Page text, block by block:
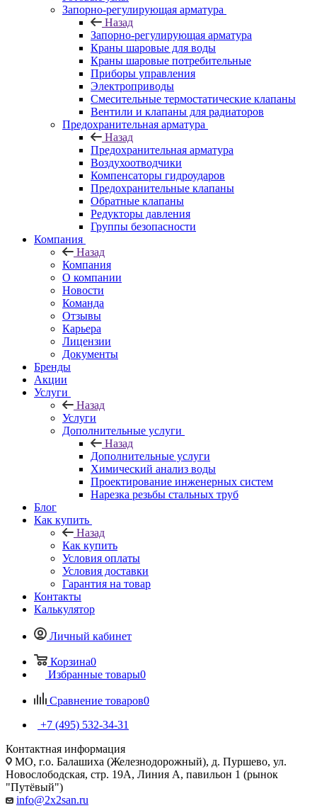
Запорно-регулирующая арматура
Назад
Запорно-регулирующая арматура
Краны шаровые для воды
Краны шаровые потребительные
Приборы управления
Электроприводы
Смесительные термостатические клапаны
Вентили и клапаны для радиаторов
Предохранительная арматура
Назад
Предохранительная арматура
Воздухоотводчики
Компенсаторы гидроударов
Предохранительные клапаны
Обратные клапаны
Редукторы давления
Группы безопасности
Компания
Назад
Компания
О компании
Новости
Команда
Отзывы
Карьера
Лицензии
Документы
Бренды
Акции
Услуги
Назад
Услуги
Дополнительные услуги
Назад
Дополнительные услуги
Химический анализ воды
Проектирование инженерных систем
Нарезка резьбы стальных труб
Блог
Как купить
Назад
Как купить
Условия оплаты
Условия доставки
Гарантия на товар
Контакты
Калькулятор
Личный кабинет
Корзина0
Избранные товары0
Сравнение товаров0
+7 (495) 532‑34‑31
Контактная информация
МО, г.о. Балашиха (Железнодорожный), д. Пуршево, ул.
Новослободская, стр. 19А, Линия А, павильон 1 (рынок
"Путёвый")
info@2x2san.ru